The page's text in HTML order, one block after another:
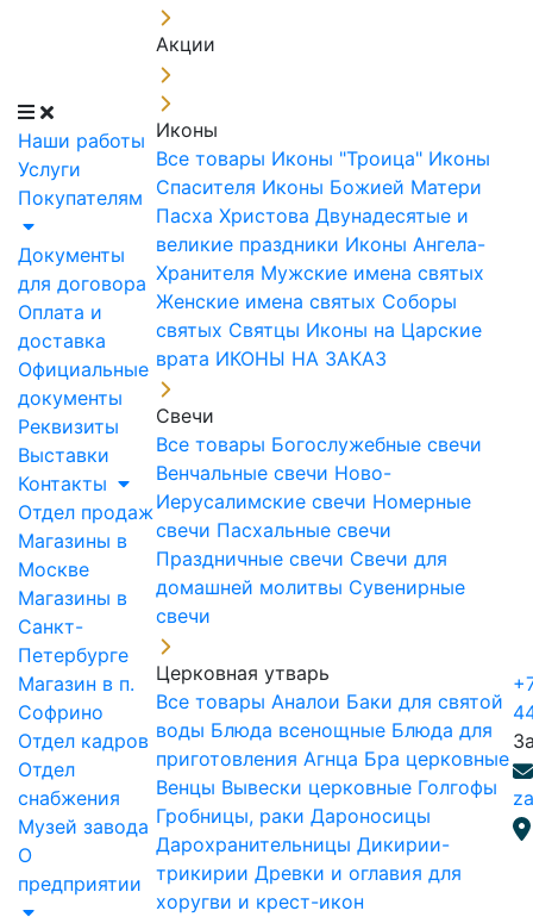
Наши работы
Услуги
Покупателям
Документы
для договора
Оплата и
доставка
Официальные
документы
Реквизиты
Выставки
Контакты
Отдел продаж
Магазины в
Москве
Магазины в
Санкт-
Петербурге
Магазин в п.
Софрино
Отдел кадров
Отдел
снабжения
Музей завода
О
предприятии
Акции
Иконы
Все товары Иконы "Троица" Иконы
Спасителя Иконы Божией Матери
Пасха Христова Двунадесятые и
великие праздники Иконы Ангела-
Хранителя Мужские имена святых
Женские имена святых Соборы
святых Святцы Иконы на Царские
врата ИКОНЫ НА ЗАКАЗ
Свечи
Все товары Богослужебные свечи
Венчальные свечи Ново-
Иерусалимские свечи Номерные
свечи Пасхальные свечи
Праздничные свечи Свечи для
домашней молитвы Сувенирные
свечи
Церковная утварь
Все товары Аналои Баки для святой
воды Блюда всенощные Блюда для
приготовления Агнца Бра церковные
Венцы Вывески церковные Голгофы
Гробницы, раки Дароносицы
Дарохранительницы Дикирии-
трикирии Древки и оглавия для
хоругви и крест-икон